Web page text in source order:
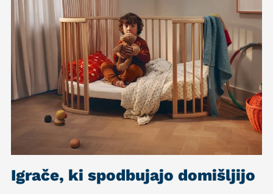
Igrače, ki spodbujajo domišljijo